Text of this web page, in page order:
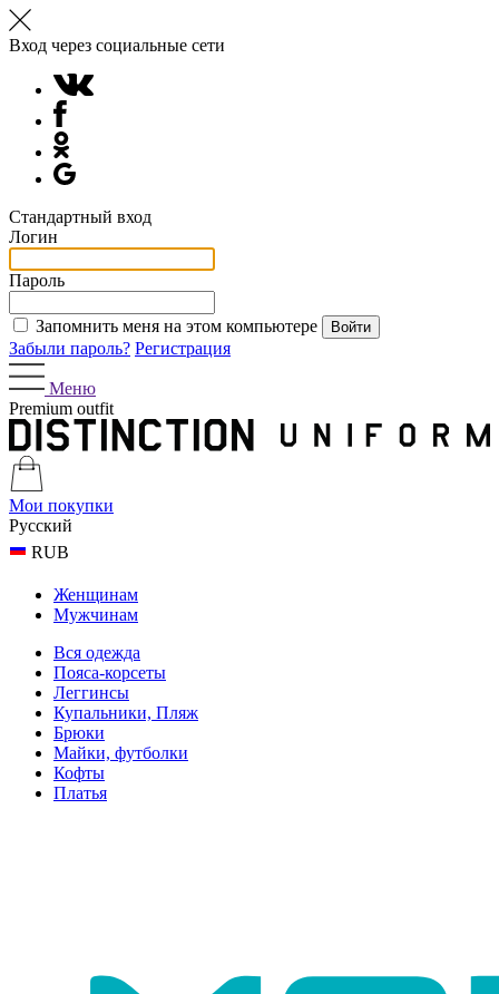
Вход через социальные сети
Стандартный вход
Логин
Пароль
Запомнить меня на этом компьютере
Забыли пароль? Регистрация
Меню
Premium outfit
Мои покупки
Русский
RUB
Женщинам
Мужчинам
Вся одежда
Пояса-корсеты
Леггинсы
Купальники, Пляж
Брюки
Майки, футболки
Кофты
Платья